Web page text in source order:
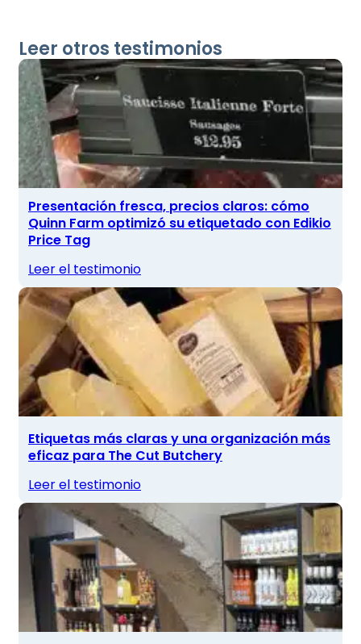
Leer otros testimonios
Presentación fresca, precios claros: cómo
Quinn Farm optimizó su etiquetado con Edikio
Price Tag
Leer el testimonio
Etiquetas más claras y una organización más
eficaz para The Cut Butchery
Leer el testimonio